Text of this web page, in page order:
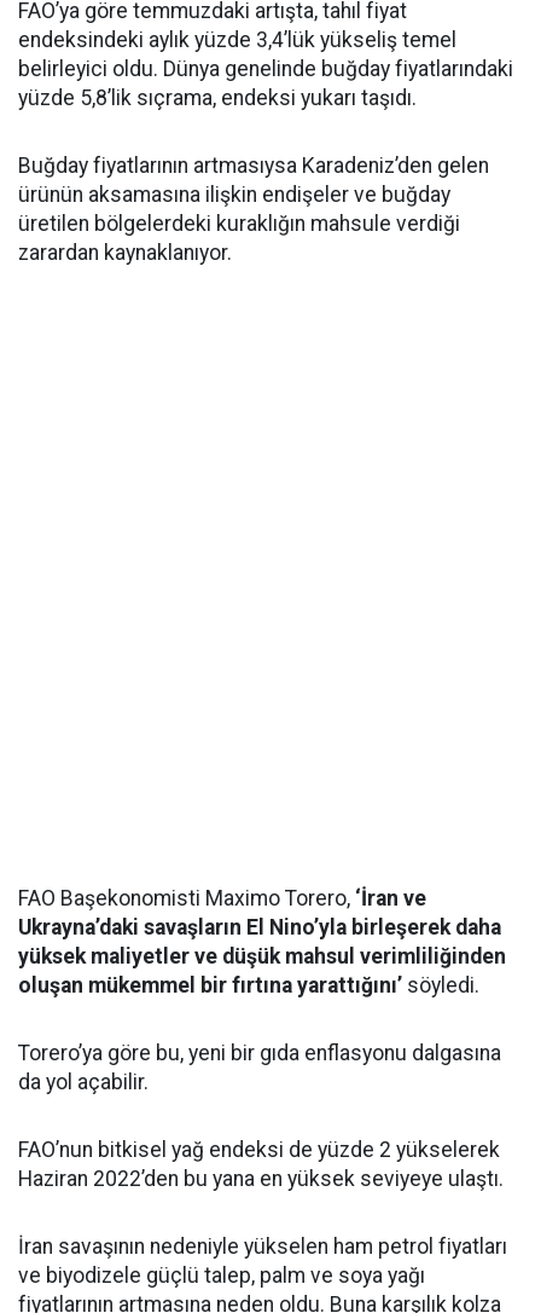
FAO’ya göre temmuzdaki artışta, tahıl fiyat
endeksindeki aylık yüzde 3,4’lük yükseliş temel
belirleyici oldu. Dünya genelinde buğday fiyatlarındaki
yüzde 5,8’lik sıçrama, endeksi yukarı taşıdı.
Buğday fiyatlarının artmasıysa Karadeniz’den gelen
ürünün aksamasına ilişkin endişeler ve buğday
üretilen bölgelerdeki kuraklığın mahsule verdiği
zarardan kaynaklanıyor.
FAO Başekonomisti Maximo Torero, ‘İran ve
Ukrayna’daki savaşların El Nino’yla birleşerek daha
yüksek maliyetler ve düşük mahsul verimliliğinden
oluşan mükemmel bir fırtına yarattığını’ söyledi.
Torero’ya göre bu, yeni bir gıda enflasyonu dalgasına
da yol açabilir.
FAO’nun bitkisel yağ endeksi de yüzde 2 yükselerek
Haziran 2022’den bu yana en yüksek seviyeye ulaştı.
İran savaşının nedeniyle yükselen ham petrol fiyatları
ve biyodizele güçlü talep, palm ve soya yağı
fiyatlarının artmasına neden oldu. Buna karşılık kolza